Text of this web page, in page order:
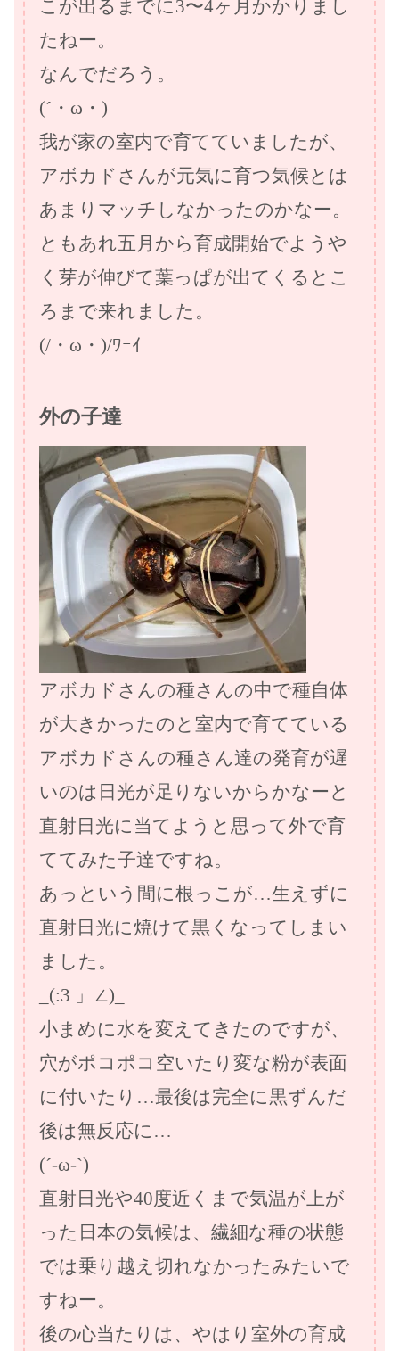
こが出るまでに3〜4ヶ月かかりまし
たねー。
なんでだろう。
(´・ω・)
我が家の室内で育てていましたが、
アボカドさんが元気に育つ気候とは
あまりマッチしなかったのかなー。
ともあれ五月から育成開始でようや
く芽が伸びて葉っぱが出てくるとこ
ろまで来れました。
(/・ω・)/ﾜｰｲ
外の子達
アボカドさんの種さんの中で種自体
が大きかったのと室内で育てている
アボカドさんの種さん達の発育が遅
いのは日光が足りないからかなーと
直射日光に当てようと思って外で育
ててみた子達ですね。
あっという間に根っこが…生えずに
直射日光に焼けて黒くなってしまい
ました。
_(:3 」∠)_
小まめに水を変えてきたのですが、
穴がポコポコ空いたり変な粉が表面
に付いたり…最後は完全に黒ずんだ
後は無反応に…
(´-ω-`)
直射日光や40度近くまで気温が上が
った日本の気候は、繊細な種の状態
では乗り越え切れなかったみたいで
すねー。
後の心当たりは、やはり室外の育成